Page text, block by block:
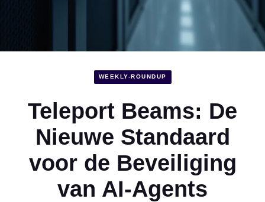
WEEKLY-ROUNDUP
Teleport Beams: De
Nieuwe Standaard
voor de Beveiliging
van AI-Agents